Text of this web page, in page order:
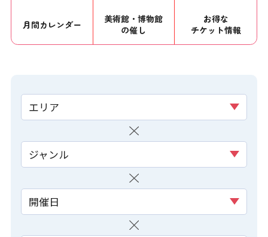
月間カレンダー
美術館・博物館
の催し
お得な
チケット情報
エリア
ジャンル
開催日